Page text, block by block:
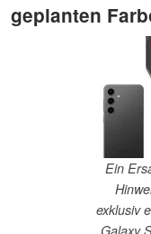
geplanten
Ein
exklusiv